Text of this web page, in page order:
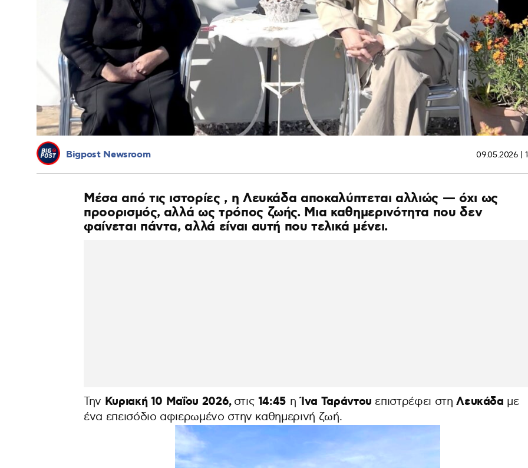
Bigpost Newsroom 09.05.2026 |
Μέσα από τις ιστορίες , η Λευκάδα αποκαλύπτεται αλλιώς — όχι ως
προορισμός, αλλά ως τρόπος ζωής. Μια καθημερινότητα που δεν
φαίνεται πάντα, αλλά είναι αυτή που τελικά μένει.
Την Κυριακή 10 Μαΐου 2026, στις 14:45 η Ίνα Ταράντου επιστρέφει στηΛευκάδα με
ένα επεισόδιο αφιερωμένο στην καθημερινή ζωή.